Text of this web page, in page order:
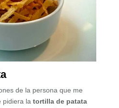
de la persona que me
pidiera la tortilla de patata